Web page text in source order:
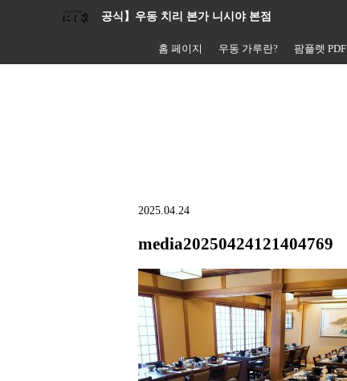
공식】우동 치리 본가 니시야 본점
홈 페이지 우동 가루란? 팜플렛 PDF
2025.04.24
media20250424121404769